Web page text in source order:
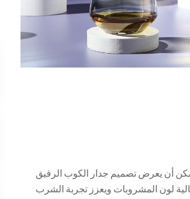
أن يعرض تصميم جدار الكوب الرقيق